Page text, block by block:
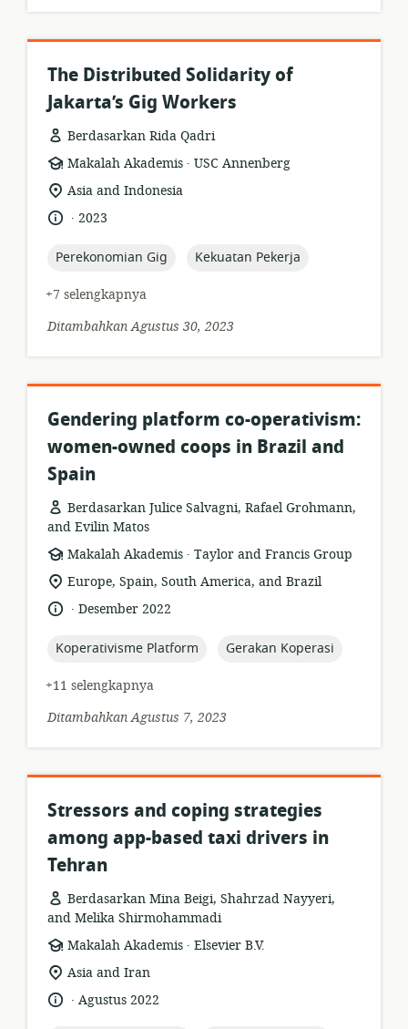
The Distributed Solidarity of
Jakarta’s Gig Workers
Berdasarkan Rida Qadri
format
sumber
daya:
Makalah Akademis .
penerbit:
USC Annenberg
lokasi
relevan:
Asia and Indonesia
bahasa:
.
tanggal
2023
topic:
Perekonomian Gig topic:
Kekuatan Pekerja
+7 selengkapnya
Ditambahkan Agustus 30, 2023
Gendering platform co-operativism:
women-owned coops in Brazil and
Spain
Berdasarkan Julice Salvagni, Rafael Grohmann,
and Evilin Matos
format
sumber
daya:
Makalah Akademis .
penerbit:
Taylor and Francis Group
lokasi
relevan:
Europe, Spain, South America, and Brazil
bahasa:
.
tanggal
Desember 2022
topic:
Koperativisme Platform topic:
Gerakan Koperasi
+11 selengkapnya
Ditambahkan Agustus 7, 2023
Stressors and coping strategies
among app-based taxi drivers in
Tehran
Berdasarkan Mina Beigi, Shahrzad Nayyeri,
and Melika Shirmohammadi
format
sumber
daya:
Makalah Akademis .
penerbit:
Elsevier B.V.
lokasi
relevan:
Asia and Iran
bahasa:
.
tanggal
Agustus 2022